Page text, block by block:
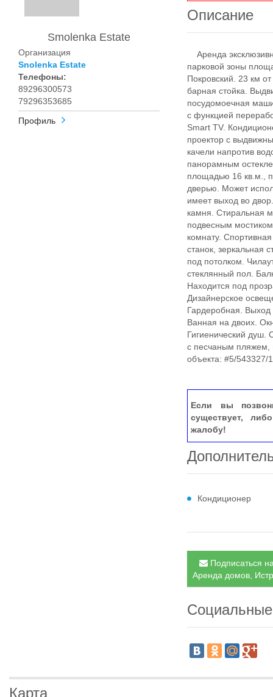
Smolenka Estate
Организация
Snolenka Estate
Телефоны:
89296300573
79296353685
Профиль
Описание
Аренда
парковой зоны
Покровский. 23 км
барная стойка.
посудомоечная
с функцией
Smart TV.
проектор с
качели напротив
панорамным
площадью 16 кв.м.,
дверью. Может
имеет выход во
камня. Стиральная
подвесным
комнату.
станок, зеркальная
под потолком.
стеклянный пол.
Находится под
Дизайнерское
Гардеробная. Выход
Ванная на двоих.
Гигиенический душ.
с песчаным пляжем,
объекта: #5/543327/
Если вы
существует,
жалобу!
Кондиционер
Подписаться
Аренда домов,
Карта